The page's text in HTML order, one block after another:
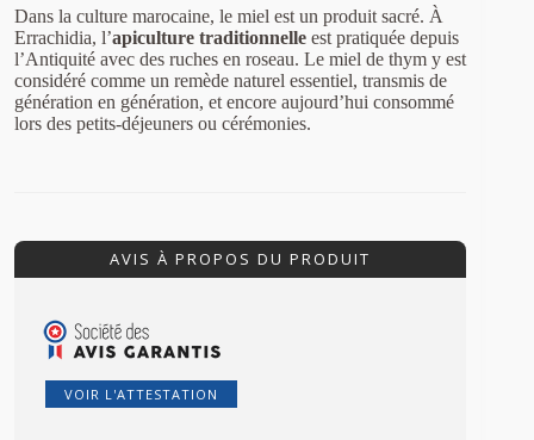
Dans la culture marocaine, le miel est un produit sacré. À
Errachidia, l’apiculture traditionnelle est pratiquée depuis
l’Antiquité avec des ruches en roseau. Le miel de thym y est
considéré comme un remède naturel essentiel, transmis de
génération en génération, et encore aujourd’hui consommé
lors des petits-déjeuners ou cérémonies.
AVIS À PROPOS DU PRODUIT
VOIR L'ATTESTATION